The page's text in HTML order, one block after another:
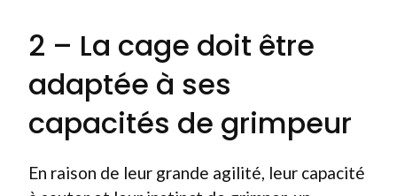
2 – La cage doit être
adaptée à ses
capacités de grimpeur
En raison de leur grande agilité, leur capacité